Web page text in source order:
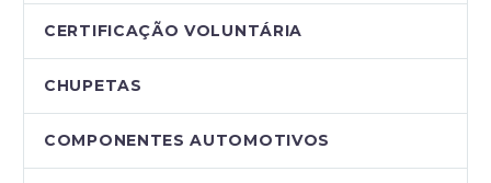
CERTIFICAÇÃO VOLUNTÁRIA
CHUPETAS
COMPONENTES AUTOMOTIVOS